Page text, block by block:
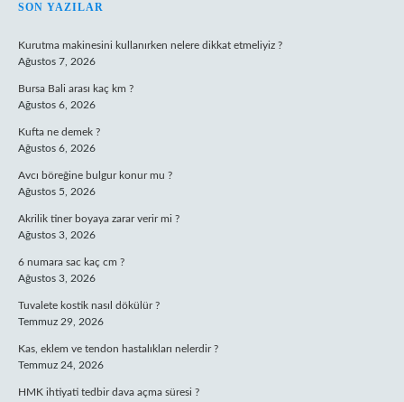
SIDEBAR
SON YAZILAR
Kurutma makinesini kullanırken nelere dikkat etmeliyiz ?
Ağustos 7, 2026
Bursa Bali arası kaç km ?
Ağustos 6, 2026
Kufta ne demek ?
Ağustos 6, 2026
Avcı böreğine bulgur konur mu ?
Ağustos 5, 2026
Akrilik tiner boyaya zarar verir mi ?
Ağustos 3, 2026
6 numara sac kaç cm ?
Ağustos 3, 2026
Tuvalete kostik nasıl dökülür ?
Temmuz 29, 2026
Kas, eklem ve tendon hastalıkları nelerdir ?
Temmuz 24, 2026
HMK ihtiyati tedbir dava açma süresi ?